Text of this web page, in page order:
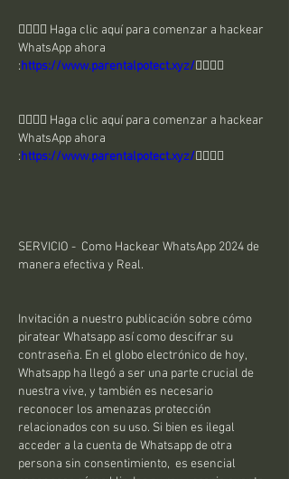
👉🏻👉🏻 Haga clic aquí para comenzar a hackear
WhatsApp ahora
:https://www.parentalpotect.xyz/👈🏻👈🏻
👉🏻👉🏻 Haga clic aquí para comenzar a hackear
WhatsApp ahora
:https://www.parentalpotect.xyz/👈🏻👈🏻
SERVICIO -  Como Hackear WhatsApp 2024 de
manera efectiva y Real.
Invitación a nuestro publicación sobre cómo
piratear Whatsapp así como descifrar su
contraseña. En el globo electrónico de hoy,
Whatsapp ha llegó a ser una parte crucial de
nuestra vive, y también es necesario
reconocer los amenazas protección
relacionados con su uso. Si bien es ilegal
acceder a la cuenta de Whatsapp de otra
persona sin consentimiento,  es esencial